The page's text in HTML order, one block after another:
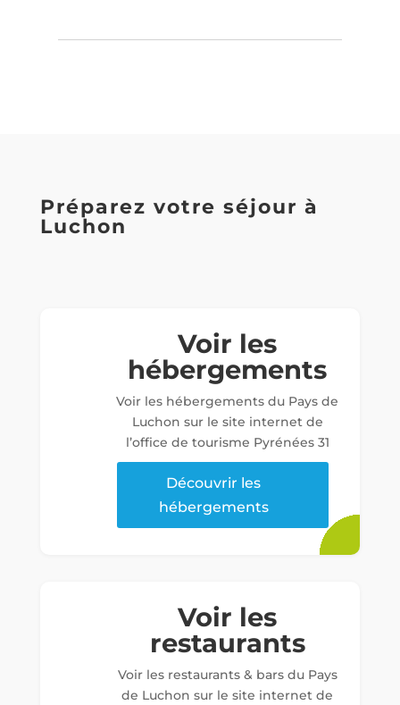
Préparez votre séjour à
Luchon
Voir les
hébergements
Voir les hébergements du Pays de
Luchon sur le site internet de
l’office de tourisme Pyrénées 31
Découvrir les
hébergements
Voir les
restaurants
Voir les restaurants & bars du Pays
de Luchon sur le site internet de